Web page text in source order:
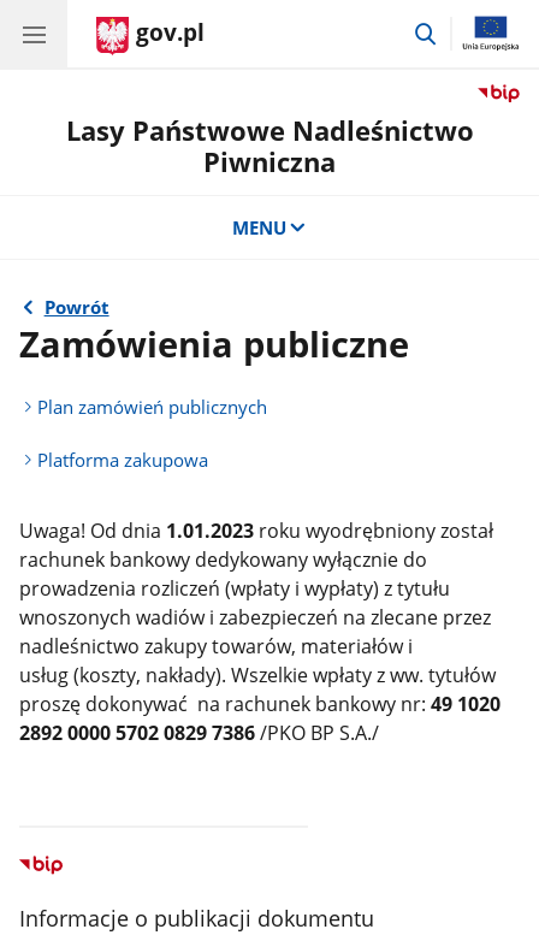
gov.pl
przejdź
Lasy Państwowe Nadleśnictwo
Piwniczna
MENU
Powrót
Zamówienia publiczne
Plan zamówień publicznych
Platforma zakupowa
Uwaga! Od dnia 1.01.2023 roku wyodrębniony został
rachunek bankowy dedykowany wyłącznie do
prowadzenia rozliczeń (wpłaty i wypłaty) z tytułu
wnoszonych wadiów i zabezpieczeń na zlecane przez
nadleśnictwo zakupy towarów, materiałów i
usług (koszty, nakłady). Wszelkie wpłaty z ww. tytułów
proszę dokonywać na rachunek bankowy nr:49 1020
2892 0000 5702 0829 7386/PKO BP S.A./
Informacje o publikacji dokumentu